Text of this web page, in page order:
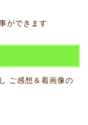
ができます
ご感想＆着画像の